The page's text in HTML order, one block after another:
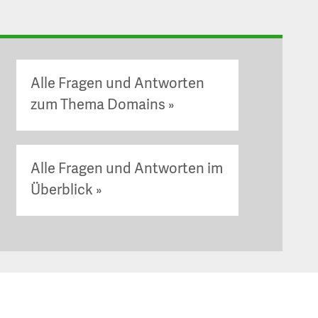
Alle Fragen und Antworten
zum Thema Domains
Alle Fragen und Antworten im
Überblick